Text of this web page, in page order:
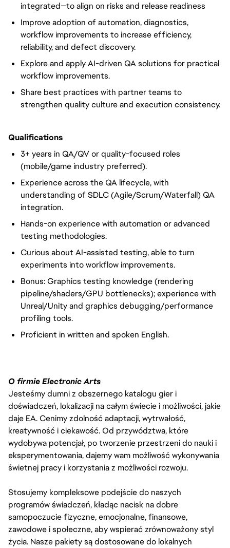
integrated—to align on risks and release readiness
Improve adoption of automation, diagnostics,
workflow improvements to increase efficiency,
reliability, and defect discovery.
Explore and apply AI-driven QA solutions for practical
workflow improvements.
Share best practices with partner teams to
strengthen quality culture and execution consistency.
Qualifications
3+ years in QA/QV or quality-focused roles
(mobile/game industry preferred).
Experience across the QA lifecycle, with
understanding of SDLC (Agile/Scrum/Waterfall) QA
integration.
Hands-on experience with automation or advanced
testing methodologies.
Curious about AI-assisted testing, able to turn
experiments into workflow improvements.
Bonus: Graphics testing knowledge (rendering
pipeline/shaders/GPU bottlenecks); experience with
Unreal/Unity and graphics debugging/performance
profiling tools.
Proficient in written and spoken English.
O firmie Electronic Arts
Jesteśmy dumni z obszernego katalogu gier i
doświadczeń, lokalizacji na całym świecie i możliwości, jakie
daje EA. Cenimy zdolność adaptacji, wytrwałość,
kreatywność i ciekawość. Od przywództwa, które
wydobywa potencjał, po tworzenie przestrzeni do nauki i
eksperymentowania, dajemy wam możliwość wykonywania
świetnej pracy i korzystania z możliwości rozwoju.
Stosujemy kompleksowe podejście do naszych
programów świadczeń, kładąc nacisk na dobre
samopoczucie fizyczne, emocjonalne, finansowe,
zawodowe i społeczne, aby wspierać zrównoważony styl
życia. Nasze pakiety są dostosowane do lokalnych